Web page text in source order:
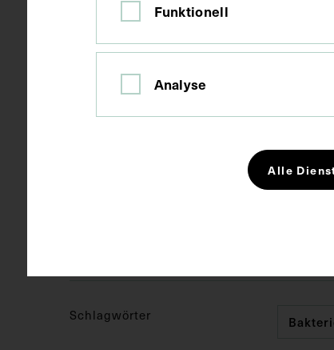
Bildmaß
Schlagwörter
Funktionell
Analyse
Alle